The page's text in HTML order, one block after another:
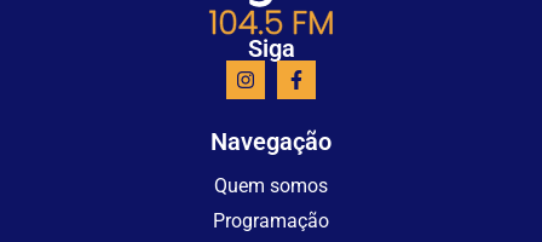
Siga
Navegação
Quem somos
Programação